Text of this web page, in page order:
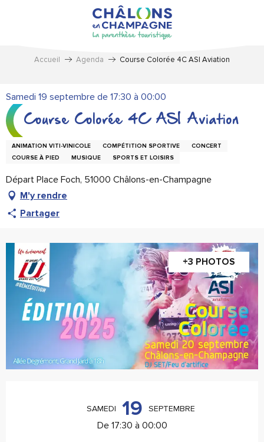
Accueil Agenda Course Colorée 4C ASI Aviation
Samedi 19 septembre de 17:30 à 00:00
Course Colorée 4C ASI Aviation
ANIMATION VITI-VINICOLE COMPÉTITION SPORTIVE
CONCERT
COURSE À PIED
MUSIQUE SPORTS ET LOISIRS
Départ Place Foch, 51000 Châlons-en-Champagne
M'y rendre
Partager
+3 PHOTOS
SAMEDI 19 SEPTEMBRE
De 17:30 à 00:00